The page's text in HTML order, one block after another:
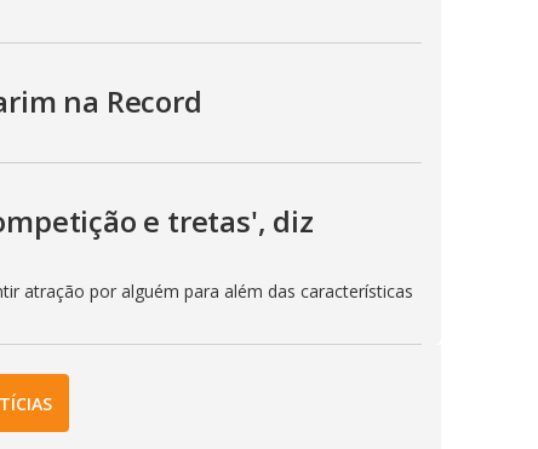
na Record
e tretas', diz
atração por alguém para além das características